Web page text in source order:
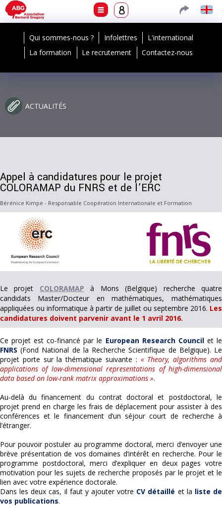
Qui sommes-nous ? Infolettres
L'international
La formation
Le recrutement Contactez-nous
ACTUALITÉS
Appel à candidatures pour le projet
COLORAMAP du FNRS et de l’ERC
Bérénice Kimpe - Responsable Coopération Internationale et Formation
Le projet COLORAMAP à Mons (Belgique) recherche quatre
candidats Master/Docteur en mathématiques, mathématiques
appliquées ou informatique à partir de juillet ou septembre 2016. Les
candidatures doivent parvenir avant le 1 avril 2016.
Ce projet est co-financé par le European Research Councilet le
FNRS (Fond National de la Recherche Scientifique de Belgique). Le
projet porte sur la thématique suivante : « Theory, algorithms and
applications of low-dimensional representations of high-dimensional
data based on low-rank matrix approximations ».
Au-delà du financement du contrat doctoral et postdoctoral, le
projet prend en charge les frais de déplacement pour assister à des
conférences et le financement d’un séjour court de recherche à
l’étranger.
Pour pouvoir postuler au programme doctoral, merci d’envoyer une
brève présentation de vos domaines d’intérêt en recherche. Pour le
programme postdoctoral, merci d’expliquer en deux pages votre
motivation pour les sujets de recherche proposés par le projet et le
lien avec votre expérience doctorale.
Dans les deux cas, il faut y ajouter votre CV détaillé et la liste de
vos publications.